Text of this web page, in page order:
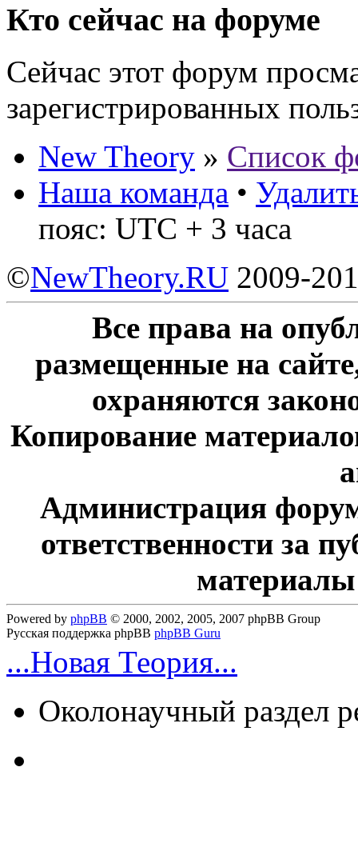
Кто сейчас на форуме
Сейчас этот форум
зарегистрированных
New Theory » Список
Наша команда •
пояс: UTC + 3 часа
©NewTheory.RU 2009-
Все права на
размещенные на
охраняются
Копирование
Администрация
ответственности за
Powered by phpBB © 2000, 2002, 2005, 2007 phpBB Group
Русская поддержка phpBB phpBB Guru
...Новая Теория...
Околонаучный раздел